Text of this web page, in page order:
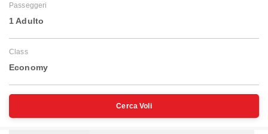
Passeggeri
1 Adulto
Class
Economy
Cerca Voli